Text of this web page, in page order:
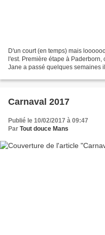
D'un court (en temps) mais
l'est. Première étape à
Jane a passé quelques semaines
Carnaval 2017
Publié le 10/02/2017 à 09:47
Par Tout douce Mans